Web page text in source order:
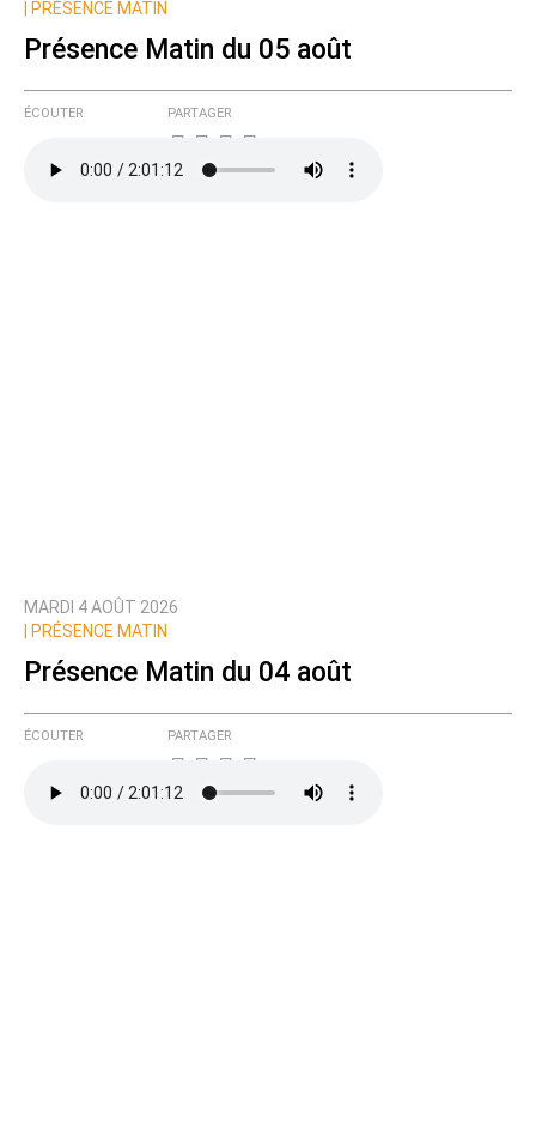
PRÉSENCE MATIN
Présence Matin du 05 août
ÉCOUTER PARTAGER
MARDI 4 AOÛT 2026
PRÉSENCE MATIN
Présence Matin du 04 août
ÉCOUTER PARTAGER